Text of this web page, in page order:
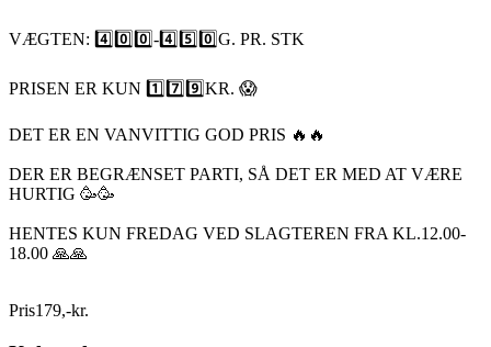
VÆGTEN: 4️⃣0️⃣0️⃣-4️⃣5️⃣0️⃣G. PR. STK
PRISEN ER KUN 1️⃣7️⃣9️⃣KR. 😱
DET ER EN VANVITTIG GOD PRIS 🔥🔥
DER ER BEGRÆNSET PARTI, SÅ DET ER MED AT VÆRE
HURTIG 🥳🥳
HENTES KUN FREDAG VED SLAGTEREN FRA KL.12.00-
18.00 🙏🙏
Pris179,-kr.